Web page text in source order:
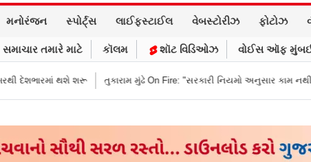
મનોરંજન સ્પોર્ટ્સ લાઈફસ્ટાઈલ વેબસ્ટોરીઝ ફોટોઝ
સમાચાર તમારે માટે કૉલમ શૉટ વિડિઓઝ વોઈસ ઑફ
શરૂ તુકારામ મુંઢે On Fire: "સરકારી નિયમો અનુસાર કામ નથી કરવું તો રાજીનામું